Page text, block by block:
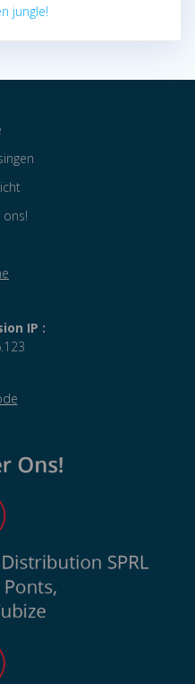
jungle!
IP :